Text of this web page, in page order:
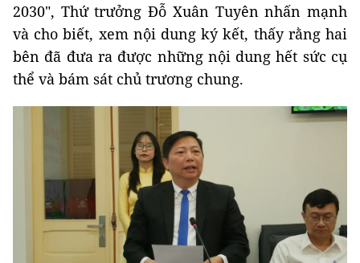
2030", Thứ trưởng Đỗ Xuân Tuyên nhấn mạnh
và cho biết, xem nội dung ký kết, thấy rằng hai
bên đã đưa ra được những nội dung hết sức cụ
thể và bám sát chủ trương chung.